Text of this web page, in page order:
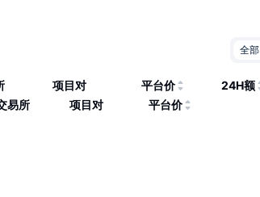
全部
项目对 平台价 24H额
易所
项目对 平台价